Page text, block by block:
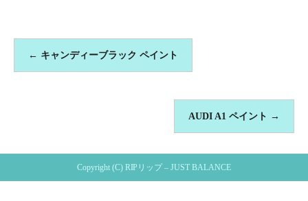
← キャンディーブラック ペイント
AUDI A1 ペイント →
Copyright (C) RIPリップ – JUST BALANCE